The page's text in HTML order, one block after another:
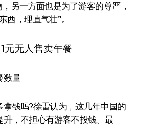
另一方面也是为了游客的尊严，
西，理直气壮”。
数量
拿钱吗?徐雷认为，这几年中国的
升，不担心有游客不投钱。最